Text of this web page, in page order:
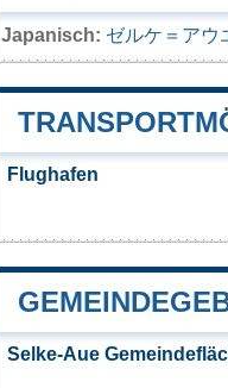
Japanisch: ゼルケ＝アウ
Flughafen
Selke-Aue